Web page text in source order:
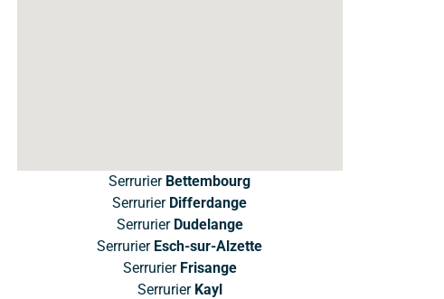
Serrurier Bettembourg
Serrurier Differdange
Serrurier Dudelange
Serrurier Esch-sur-Alzette
Serrurier Frisange
Serrurier Kayl